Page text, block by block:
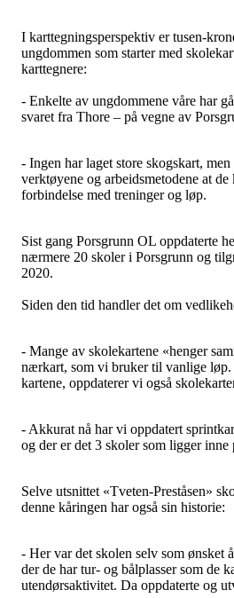
I karttegningsperspektiv er tusen-
ungdommen som starter med
karttegnere:
- Enkelte av ungdommene våre har
svaret fra Thore – på vegne av
- Ingen har laget store skogskart,
verktøyene og arbeidsmetodene at
forbindelse med treninger og løp.
Sist gang Porsgrunn OL oppdaterte
nærmere 20 skoler i Porsgrunn og
2020.
Siden den tid handler det om
- Mange av skolekartene «henger
nærkart, som vi bruker til vanlige løp.
kartene, oppdaterer vi også
- Akkurat nå har vi oppdatert
og der er det 3 skoler som ligger inne
Selve utsnittet «Tveten-Preståsen»
denne kåringen har også sin historie:
- Her var det skolen selv som ønsket
der de har tur- og bålplasser som de
utendørsaktivitet. Da oppdaterte og